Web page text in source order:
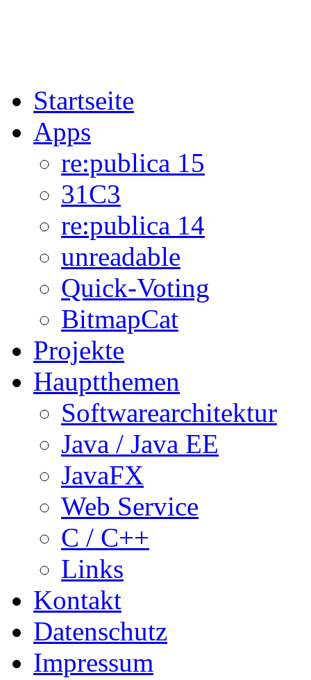
Startseite
Apps
re:publica 15
31C3
re:publica 14
unreadable
Quick-Voting
BitmapCat
Projekte
Hauptthemen
Softwarearchitektur
Java / Java EE
JavaFX
Web Service
C / C++
Links
Kontakt
Datenschutz
Impressum